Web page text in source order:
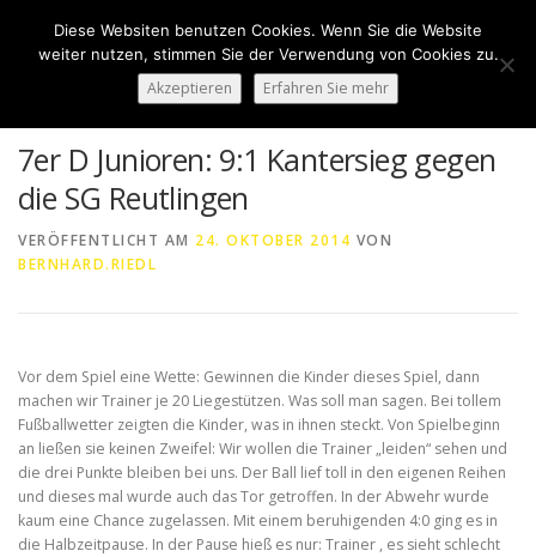
springen
7er D Junioren: 9:1 Kantersieg gegen
die SG Reutlingen
VERÖFFENTLICHT AM 24. OKTOBER 2014 VON
BERNHARD.RIEDL
Vor dem Spiel eine Wette: Gewinnen die Kinder dieses Spiel, dann
machen wir Trainer je 20 Liegestützen. Was soll man sagen. Bei tollem
Fußballwetter zeigten die Kinder, was in ihnen steckt. Von Spielbeginn
an ließen sie keinen Zweifel: Wir wollen die Trainer „leiden“ sehen und
die drei Punkte bleiben bei uns. Der Ball lief toll in den eigenen Reihen
und dieses mal wurde auch das Tor getroffen. In der Abwehr wurde
kaum eine Chance zugelassen. Mit einem beruhigenden 4:0 ging es in
die Halbzeitpause. In der Pause hieß es nur: Trainer , es sieht schlecht
Diese Websiten benutzen Cookies. Wenn Sie die Website
weiter nutzen, stimmen Sie der Verwendung von Cookies zu.
Akzeptieren Erfahren Sie mehr